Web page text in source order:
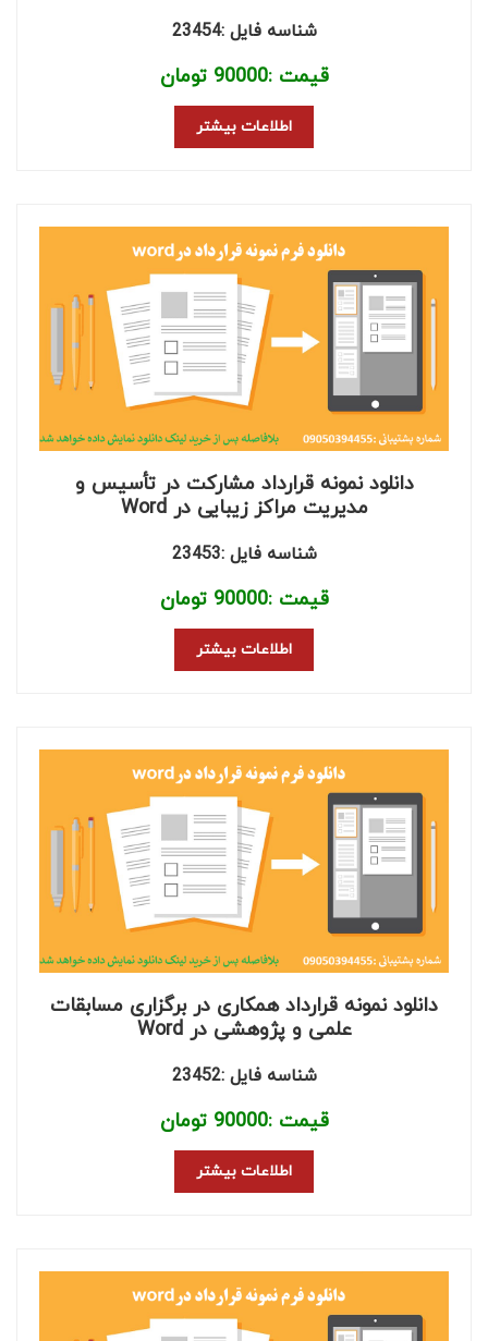
شناسه فایل :23454
قیمت :90000 تومان
اطلاعات بیشتر
دانلود نمونه قرارداد مشارکت در تأسیس و
مدیریت مراکز زیبایی در Word
شناسه فایل :23453
قیمت :90000 تومان
اطلاعات بیشتر
دانلود نمونه قرارداد همکاری در برگزاری مسابقات
علمی و پژوهشی در Word
شناسه فایل :23452
قیمت :90000 تومان
اطلاعات بیشتر